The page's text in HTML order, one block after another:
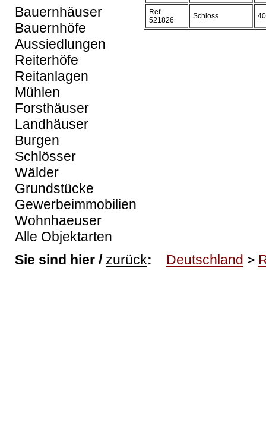
Bauernhäuser
Bauernhöfe
Aussiedlungen
Reiterhöfe
Reitanlagen
Mühlen
Forsthäuser
Landhäuser
Burgen
Schlösser
Wälder
Grundstücke
Gewerbeimmobilien
Wohnhaeuser
Alle Objektarten
Ref-
521826
Schloss
Sie sind hier / zurück: Deutschland >